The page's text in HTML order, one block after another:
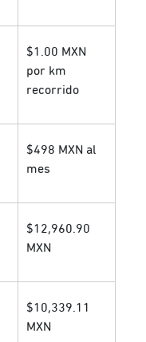
$1.00 MXN
por km
recorrido
$498 MXN al
mes
$12,960.90
MXN
$10,339.11
MXN